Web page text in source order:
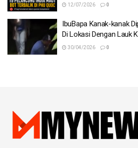
12/07/2026 0
IbuBapa Kanak-kanak
Di Lokasi Dengan Lauk
30/04/2026 0